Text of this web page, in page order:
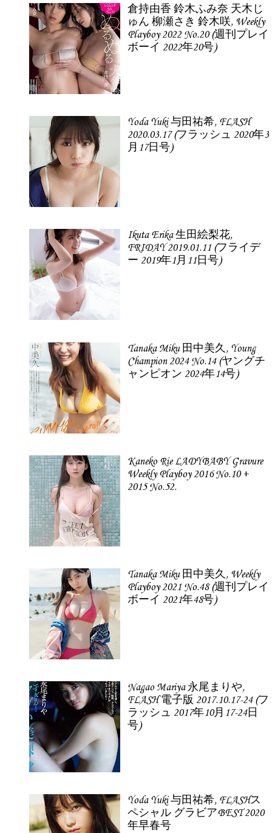
倉持由香 鈴木ふみ奈 天木じ
ゅん 柳瀬さき 鈴木咲, Weekly
Playboy 2022 No.20 (週刊プレイ
ボーイ 2022年20号)
Yoda Yuki 与田祐希, FLASH
2020.03.17 (フラッシュ 2020年3
月17日号)
Ikuta Erika 生田絵梨花,
FRIDAY 2019.01.11 (フライデ
ー 2019年1月11日号)
Tanaka Miku 田中美久, Young
Champion 2024 No.14 (ヤングチ
ャンピオン 2024年14号)
Kaneko Rie LADYBABY Gravure
Weekly Playboy 2016 No.10 +
2015 No.52.
Tanaka Miku 田中美久, Weekly
Playboy 2021 No.48 (週刊プレイ
ボーイ 2021年48号)
Nagao Mariya 永尾まりや,
FLASH 電子版 2017.10.17-24 (フ
ラッシュ 2017年10月17-24日
号)
Yoda Yuki 与田祐希, FLASHス
ペシャル グラビアBEST 2020
年早春号